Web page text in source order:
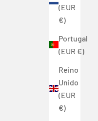
(EUR
€)
Portugal
(EUR €)
Reino
Unido
(EUR
€)